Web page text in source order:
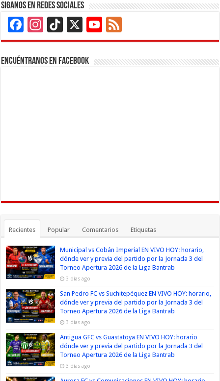
Siganos en Redes Sociales
Facebook
Instagram
TikTok
X
YouTube
Channel
Encuéntranos en Facebook
Recientes Popular Comentarios Etiquetas
Municipal vs Cobán Imperial EN VIVO HOY: horario,
dónde ver y previa del partido por la Jornada 3 del
Torneo Apertura 2026 de la Liga Bantrab
3 días ago
San Pedro FC vs Suchitepéquez EN VIVO HOY: horario,
dónde ver y previa del partido por la Jornada 3 del
Torneo Apertura 2026 de la Liga Bantrab
3 días ago
Antigua GFC vs Guastatoya EN VIVO HOY: horario
dónde ver y previa del partido por la Jornada 3 del
Torneo Apertura 2026 de la Liga Bantrab
3 días ago